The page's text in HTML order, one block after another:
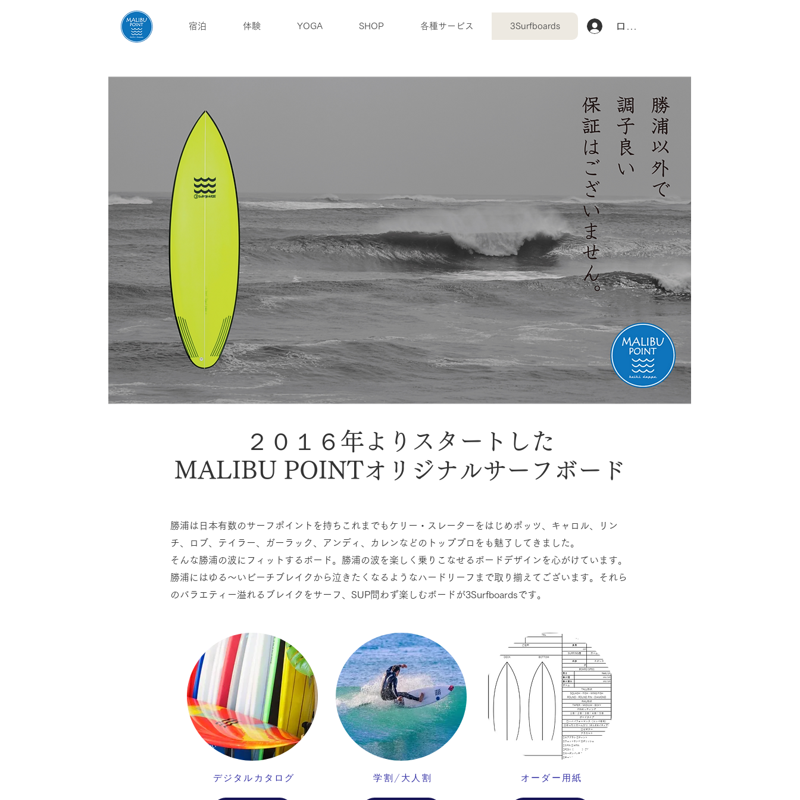
宿泊 体験 YOGA SHOP 各種サービス 3Surfboards ログイン
２０１６年よりスタートした
MALIBU POINTオリジナルサーフボード
勝浦は日本有数のサーフポイントを持ちこれまでもケリー・スレーターをはじめポッツ、キャロル、リン
チ、ロブ、テイラー、ガーラック、アンディ、カレンなどのトッププロをも魅了してきました。
そんな勝浦の波にフィットするボード。勝浦の波を楽しく乗りこなせるボードデザインを心がけています。
勝浦にはゆる～いビーチブレイクから泣きたくなるようなハードリーフまで取り揃えてございます。それら
のバラエティー溢れるブレイクをサーフ、SUP問わず楽しむボードが3Surfboardsです。
​デジタルカタログ 学割/大人割 オーダー用紙